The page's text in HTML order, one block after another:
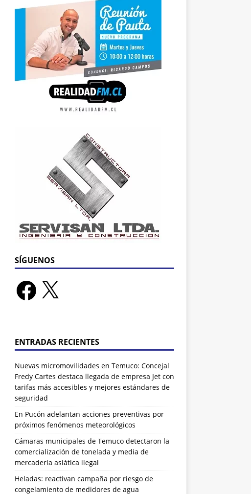
SÍGUENOS
ENTRADAS RECIENTES
Nuevas micromovilidades en Temuco: Concejal
Fredy Cartes destaca llegada de empresa Jet con
tarifas más accesibles y mejores estándares de
seguridad
En Pucón adelantan acciones preventivas por
próximos fenómenos meteorológicos
Cámaras municipales de Temuco detectaron la
comercialización de tonelada y media de
mercadería asiática ilegal
Heladas: reactivan campaña por riesgo de
congelamiento de medidores de agua